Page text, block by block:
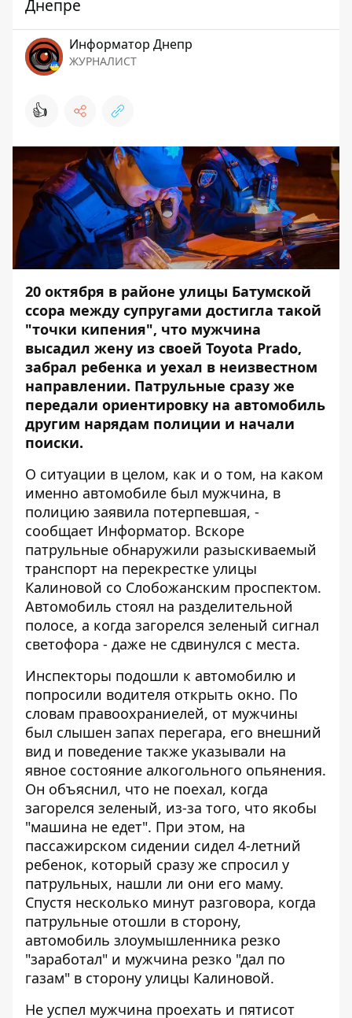
Днепре
Информатор Днепр
ЖУРНАЛИСТ
👍
20 октября в районе улицы Батумской
ссора между супругами достигла такой
"точки кипения", что мужчина
высадил жену из своей Toyota Prado,
забрал ребенка и уехал в неизвестном
направлении. Патрульные сразу же
передали ориентировку на автомобиль
другим нарядам полиции и начали
поиски.
О ситуации в целом, как и о том, на каком
именно автомобиле был мужчина, в
полицию заявила потерпевшая, -
сообщает Информатор. Вскоре
патрульные обнаружили разыскиваемый
транспорт на перекрестке улицы
Калиновой со Слобожанским проспектом.
Автомобиль стоял на разделительной
полосе, а когда загорелся зеленый сигнал
светофора - даже не сдвинулся с места.
Инспекторы подошли к автомобилю и
попросили водителя открыть окно. По
словам правоохраниелей, от мужчины
был слышен запах перегара, его внешний
вид и поведение также указывали на
явное состояние алкогольного опьянения.
Он объяснил, что не поехал, когда
загорелся зеленый, из-за того, что якобы
"машина не едет". При этом, на
пассажирском сидении сидел 4-летний
ребенок, который сразу же спросил у
патрульных, нашли ли они его маму.
Спустя несколько минут разговора, когда
патрульные отошли в сторону,
автомобиль злоумышленника резко
"заработал" и мужчина резко "дал по
газам" в сторону улицы Калиновой.
Не успел мужчина проехать и пятисот